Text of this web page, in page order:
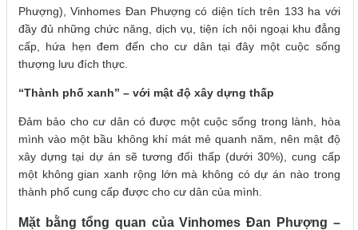
Phượng), Vinhomes Đan Phượng có diện tích trên 133 ha với
đầy đủ những chức năng, dịch vụ, tiện ích nội ngoại khu đẳng
cấp, hứa hẹn đem đến cho cư dân tại đây một cuộc sống
thượng lưu đích thực.
“Thành phố xanh” – với mật độ xây dựng thấp
Đảm bảo cho cư dân có được một cuộc sống trong lành, hòa
mình vào một bầu không khí mát mẻ quanh năm, nên mật độ
xây dựng tại dự án sẽ tương đối thấp (dưới 30%), cung cấp
một không gian xanh rộng lớn mà không có dự án nào trong
thành phố cung cấp được cho cư dân của mình.
Mặt bằng tổng quan của Vinhomes Đan Phượng –